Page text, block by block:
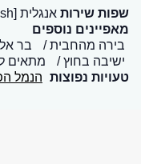
שפות שירות אנגלית [English], עברית [Hebrew]
מאפיינים נוספים
בירה מהחבית
בר
ישיבה בחוץ
מתאים
טעויות נפוצות הנמל